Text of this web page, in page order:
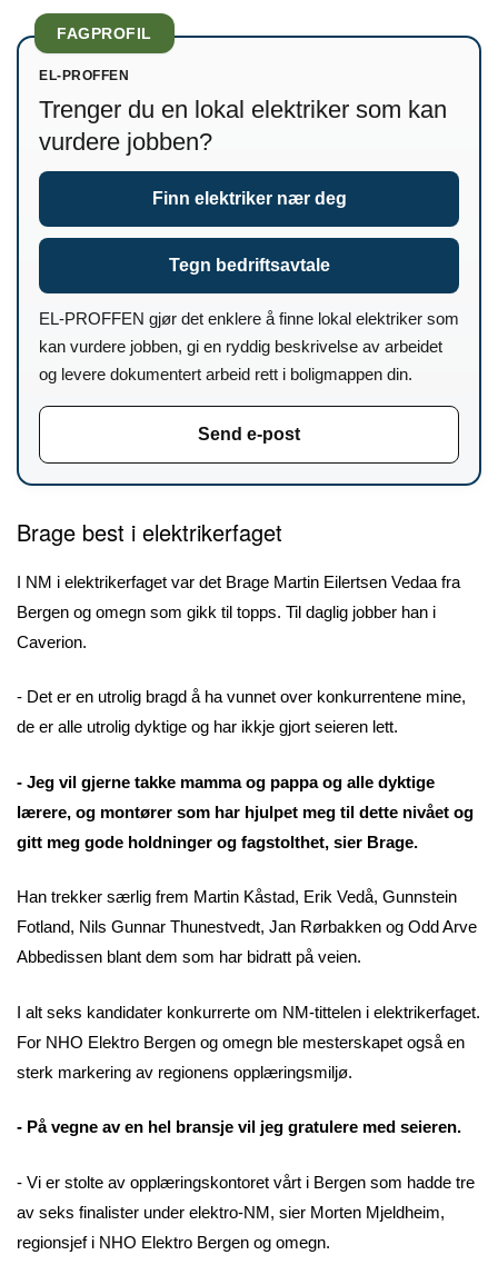
FAGPROFIL
EL-PROFFEN
Trenger du en lokal elektriker som kan
vurdere jobben?
Finn elektriker nær deg
Tegn bedriftsavtale
EL-PROFFEN gjør det enklere å finne lokal elektriker som
kan vurdere jobben, gi en ryddig beskrivelse av arbeidet
og levere dokumentert arbeid rett i boligmappen din.
Send e-post
Brage best i elektrikerfaget
I NM i elektrikerfaget var det Brage Martin Eilertsen Vedaa fra
Bergen og omegn som gikk til topps. Til daglig jobber han i
Caverion.
- Det er en utrolig bragd å ha vunnet over konkurrentene mine,
de er alle utrolig dyktige og har ikkje gjort seieren lett.
- Jeg vil gjerne takke mamma og pappa og alle dyktige
lærere, og montører som har hjulpet meg til dette nivået og
gitt meg gode holdninger og fagstolthet, sier Brage.
Han trekker særlig frem Martin Kåstad, Erik Vedå, Gunnstein
Fotland, Nils Gunnar Thunestvedt, Jan Rørbakken og Odd Arve
Abbedissen blant dem som har bidratt på veien.
I alt seks kandidater konkurrerte om NM-tittelen i elektrikerfaget.
For NHO Elektro Bergen og omegn ble mesterskapet også en
sterk markering av regionens opplæringsmiljø.
- På vegne av en hel bransje vil jeg gratulere med seieren.
- Vi er stolte av opplæringskontoret vårt i Bergen som hadde tre
av seks finalister under elektro-NM, sier Morten Mjeldheim,
regionsjef i NHO Elektro Bergen og omegn.